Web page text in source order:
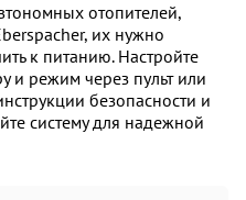
отопителей,
их нужно
к питанию. Настройте
и режим через пульт или
безопасности и
систему для надежной